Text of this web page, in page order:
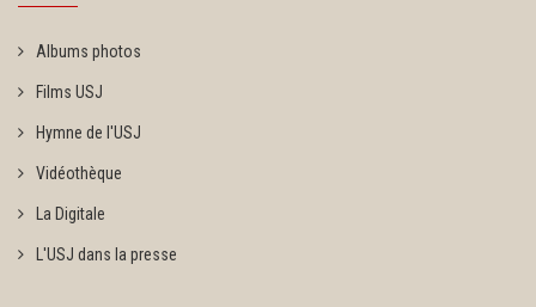
Albums photos
Films USJ
Hymne de l'USJ
Vidéothèque
La Digitale
L'USJ dans la presse